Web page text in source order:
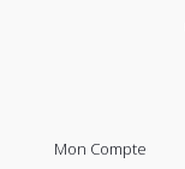
Mon Compte